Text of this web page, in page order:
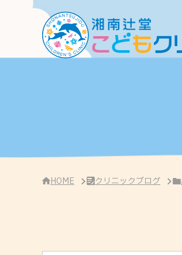
ク
HOME クリニックブログ